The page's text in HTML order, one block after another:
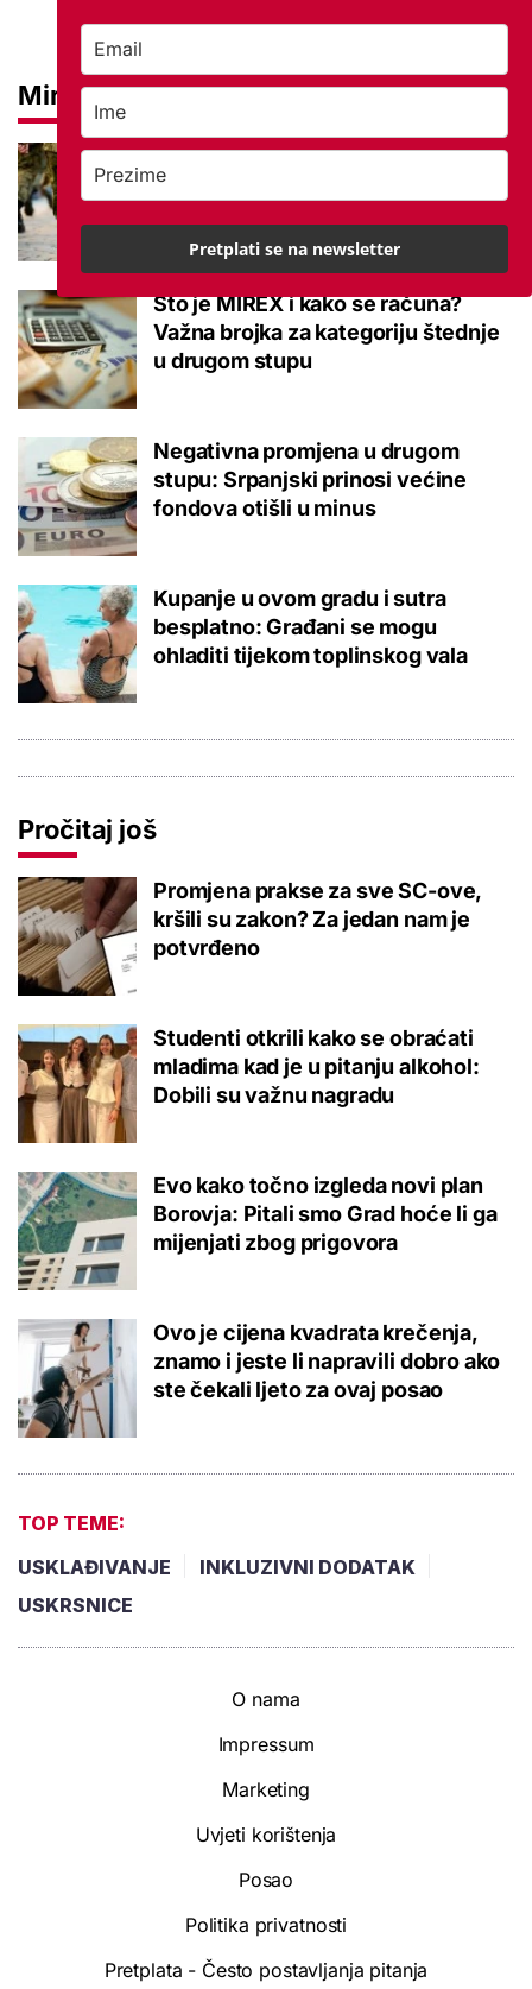
Mirovine
Mirovine branitelja: Dijele se u
dvije kategorije, a prima ih oko
Što je MIREX i kako se računa?
Važna brojka za kategoriju štednje
u drugom stupu
Negativna promjena u drugom
stupu: Srpanjski prinosi većine
fondova otišli u minus
Kupanje u ovom gradu i sutra
besplatno: Građani se mogu
ohladiti tijekom toplinskog vala
Pročitaj još
Promjena prakse za sve SC-ove,
kršili su zakon? Za jedan nam je
potvrđeno
Studenti otkrili kako se obraćati
mladima kad je u pitanju alkohol:
Dobili su važnu nagradu
Evo kako točno izgleda novi plan
Borovja: Pitali smo Grad hoće li ga
mijenjati zbog prigovora
Ovo je cijena kvadrata krečenja,
znamo i jeste li napravili dobro ako
ste čekali ljeto za ovaj posao
TOP TEME:
USKLAĐIVANJE
INKLUZIVNI DODATAK
USKRSNICE
O nama
Impressum
Marketing
Uvjeti korištenja
Posao
Politika privatnosti
Pretplata - Često postavljanja pitanja
Pretplati se na newsletter